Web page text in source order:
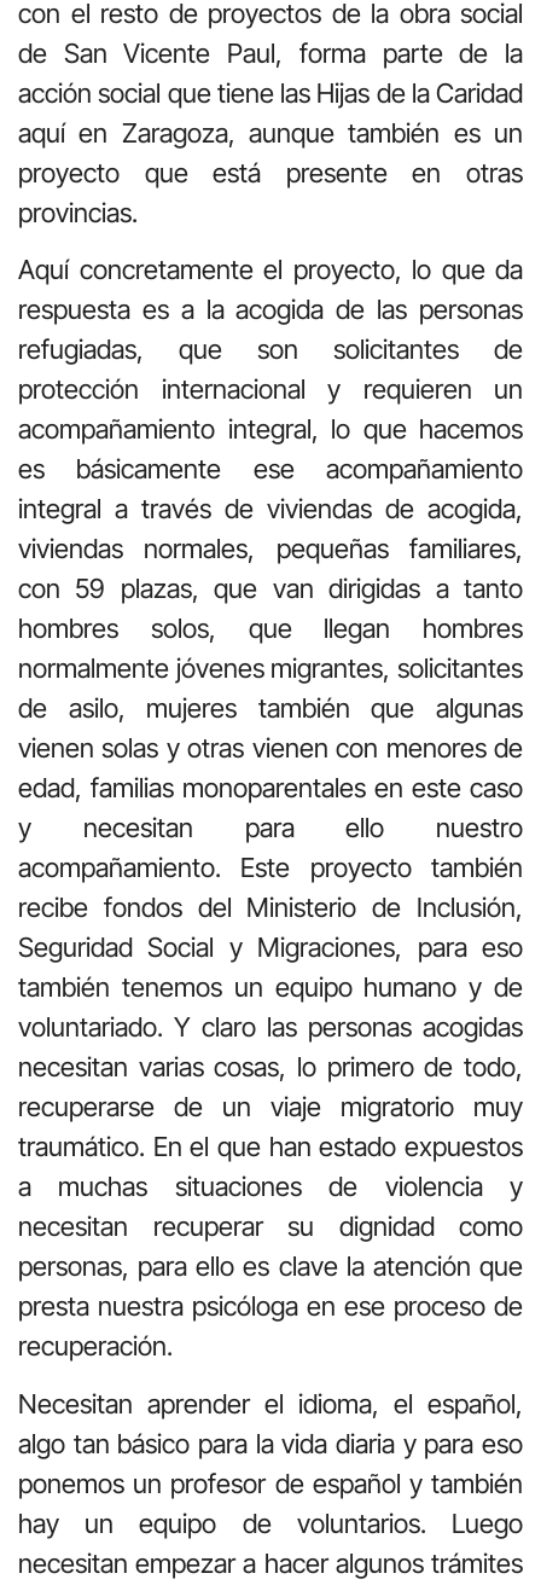
con el resto de proyectos de la obra social
de San Vicente Paul, forma parte de la
acción social que tiene las Hijas de la Caridad
aquí en Zaragoza, aunque también es un
proyecto que está presente en otras
provincias.
Aquí concretamente el proyecto, lo que da
respuesta es a la acogida de las personas
refugiadas, que son solicitantes de
protección internacional y requieren un
acompañamiento integral, lo que hacemos
es básicamente ese acompañamiento
integral a través de viviendas de acogida,
viviendas normales, pequeñas familiares,
con 59 plazas, que van dirigidas a tanto
hombres solos, que llegan hombres
normalmente jóvenes migrantes, solicitantes
de asilo, mujeres también que algunas
vienen solas y otras vienen con menores de
edad, familias monoparentales en este caso
y necesitan para ello nuestro
acompañamiento. Este proyecto también
recibe fondos del Ministerio de Inclusión,
Seguridad Social y Migraciones, para eso
también tenemos un equipo humano y de
voluntariado. Y claro las personas acogidas
necesitan varias cosas, lo primero de todo,
recuperarse de un viaje migratorio muy
traumático. En el que han estado expuestos
a muchas situaciones de violencia y
necesitan recuperar su dignidad como
personas, para ello es clave la atención que
presta nuestra psicóloga en ese proceso de
recuperación.
Necesitan aprender el idioma, el español,
algo tan básico para la vida diaria y para eso
ponemos un profesor de español y también
hay un equipo de voluntarios. Luego
necesitan empezar a hacer algunos trámites